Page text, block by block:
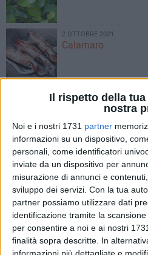
Il rispetto della
nostra
Noi e i nostri 1731 partner
informazioni su un dispositivo,
personali, come identificatori
inviate da un dispositivo per
misurazione di annunci e
sviluppo dei servizi. Con la tua
partner possiamo utilizzare dati
identificazione tramite la
per consentire a noi e ai nostri
finalità sopra descritte. In
2 OTTOBRE 2021
Calamaro
Riso beauty
25 SETTEMBRE 2021
Pera
22 SETTEMBRE 2021
Mela vet